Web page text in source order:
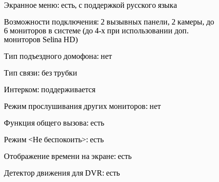
Экранное меню: есть, с поддержкой русского языка
Возможности подключения: 2 вызывных панели, 2 камеры, до
6 мониторов в системе (до 4-х при использовании доп.
мониторов Selina HD)
Тип подъездного домофона: нет
Тип связи: без трубки
Интерком: поддерживается
Режим прослушивания других мониторов: нет
Функция общего вызова: есть
Режим <Не беспокоить>: есть
Отображение времени на экране: есть
Детектор движения для DVR: есть